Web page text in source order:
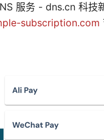
服务 - dns.cn 科技
subscription.com